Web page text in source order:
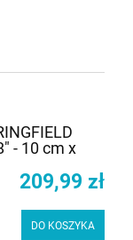
- 10 cm x
209,99 zł
DO KOSZYKA